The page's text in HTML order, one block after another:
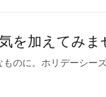
を加えてみま
のに。ホリデーシー